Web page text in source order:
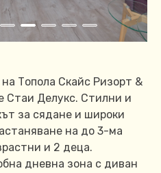
Топола Скайс Ризорт &
Стаи Делукс. Стилни и
за сядане и широки
на до 3-ма
и 2 деца.
дневна зона с диван